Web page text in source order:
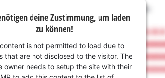
deine Zustimmung, um laden
zu können!
is not permitted to load due to
that are not disclosed to the visitor. The
owner needs to setup the site with their